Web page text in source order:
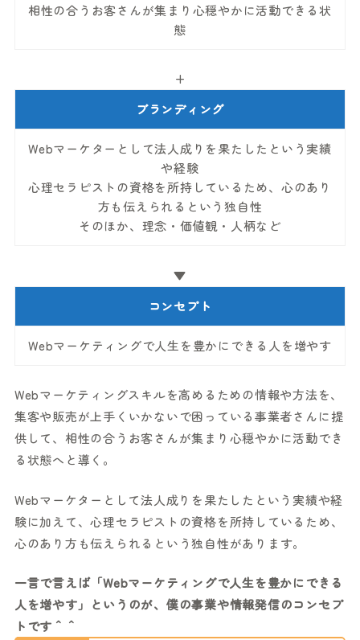
相性の合うお客さんが集まり心穏やかに活動できる状
態
+
ブランディング
Webマーケターとして法人成りを果たしたという実績
や経験
心理セラピストの資格を所持しているため、心のあり
方も伝えられるという独自性
そのほか、理念・価値観・人柄など
▼
コンセプト
Webマーケティングで人生を豊かにできる人を増やす
Webマーケティングスキルを高めるための情報や方法を、
集客や販売が上手くいかないで困っている事業者さんに提
供して、相性の合うお客さんが集まり心穏やかに活動でき
る状態へと導く。
Webマーケターとして法人成りを果たしたという実績や経
験に加えて、心理セラピストの資格を所持しているため、
心のあり方も伝えられるという独自性があります。
一言で言えば「Webマーケティングで人生を豊かにできる
人を増やす」というのが、僕の事業や情報発信のコンセプ
トです＾＾